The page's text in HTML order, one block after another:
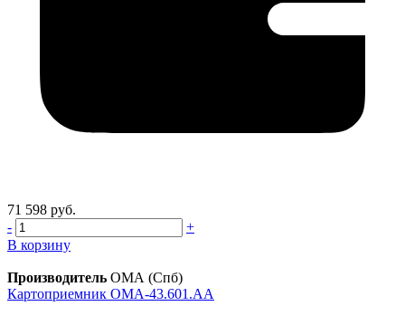
71 598 руб.
-
+
В корзину
Производитель ОМА (Спб)
Картоприемник OMA-43.601.AA